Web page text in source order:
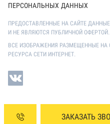
ЗАКАЗАТЬ
ПЕРСОНАЛЬНЫХ ДАННЫХ
ПРЕДОСТАВЛЕННЫЕ НА САЙТЕ
И НЕ ЯВЛЯЮТСЯ ПУБЛИЧНОЙ ОФЕРТОЙ.
ВСЕ ИЗОБРАЖЕНИЯ РАЗМЕЩЕННЫЕ
РЕСУРСА СЕТИ ИНТЕРНЕТ.